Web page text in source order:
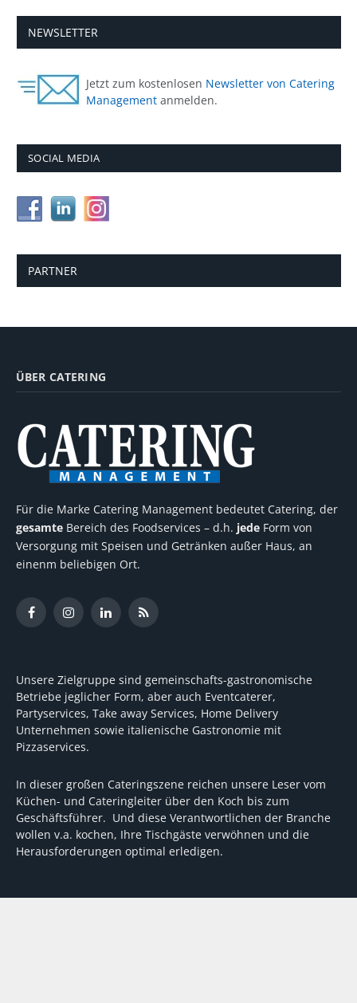
NEWSLETTER
Jetzt zum kostenlosen Newsletter von Catering
Management anmelden.
SOCIAL MEDIA
PARTNER
ÜBER CATERING
Für die Marke Catering Management bedeutet Catering, der
gesamte Bereich des Foodservices – d.h. jede Form von
Versorgung mit Speisen und Getränken außer Haus, an
einenm beliebigen Ort.
FacebookInstagramLinkedInRSS
Unsere Zielgruppe sind gemeinschafts-gastronomische
Betriebe jeglicher Form, aber auch Eventcaterer,
Partyservices, Take away Services, Home Delivery
Unternehmen sowie italienische Gastronomie mit
Pizzaservices.
In dieser großen Cateringszene reichen unsere Leser vom
Küchen- und Cateringleiter über den Koch bis zum
Geschäftsführer. Und diese Verantwortlichen der Branche
wollen v.a. kochen, Ihre Tischgäste verwöhnen und die
Herausforderungen optimal erledigen.